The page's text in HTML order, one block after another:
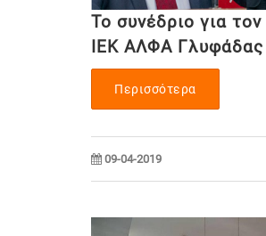
Το συνέδριο για
ΙΕΚ ΑΛΦΑ Γλυφάδας
Περισσότερα
09-04-2019